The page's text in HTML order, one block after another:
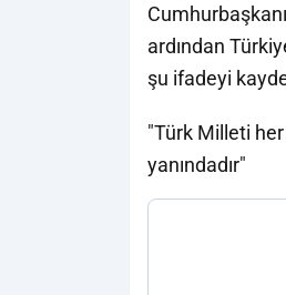
ardından
şu ifadeyi
"Türk Milleti
yanındadır"